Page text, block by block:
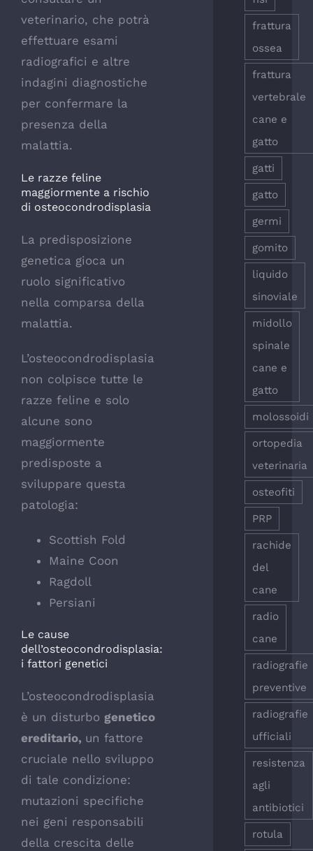
veterinario, che potrà
effettuare esami
radiografici e altre
indagini diagnostiche
per confermare la
presenza della
malattia.
Le razze feline
maggiormente a rischio
di osteocondrodisplasia
La predisposizione
genetica gioca un
ruolo significativo
nella comparsa della
malattia.
L’osteocondrodisplasia
non colpisce tutte le
razze feline e solo
alcune sono
maggiormente
predisposte a
sviluppare questa
patologia:
Scottish Fold
Maine Coon
Ragdoll
Persiani
Le cause
dell’osteocondrodisplasia:
i fattori genetici
L’osteocondrodisplasia
è un disturbo genetico
ereditario, un fattore
cruciale nello sviluppo
di tale condizione:
mutazioni specifiche
nei geni responsabili
della crescita delle
frattura
ossea
frattura
vertebrale
cane e
gatto
gatti
gatto
germi
gomito
liquido
sinoviale
midollo
spinale
cane e
gatto
molossoidi
ortopedia
veterinaria
osteofiti
PRP
rachide
del
cane
radio
cane
radiografie
preventive
radiografie
ufficiali
resistenza
agli
antibiotici
rotula